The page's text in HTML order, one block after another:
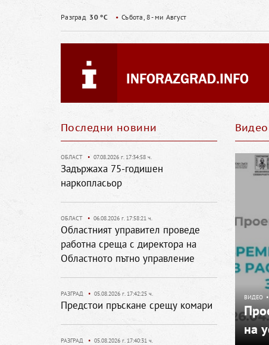
Разград 30 °C • Събота, 8- ми Август
Видео
ВИДЕО •
на
Последни новини
ОБЛАСТ • 07.08.2026 г. 17:34:58 ч.
Задържаха 75-годишен
наркопласьор
ОБЛАСТ • 06.08.2026 г. 17:58:21 ч.
Областният управител проведе
работна среща с директора на
Областното пътно управление
РАЗГРАД • 05.08.2026 г. 17:42:25 ч.
Предстои пръскане срещу комари
РАЗГРАД • 05.08.2026 г. 17:40:31 ч.